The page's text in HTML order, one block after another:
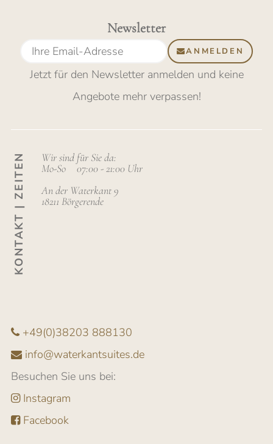
Newsletter
ANMELDEN
Jetzt für den Newsletter anmelden und keine
Angebote mehr verpassen!
Wir sind für Sie da:
Mo-So
07:00 - 21:00 Uhr
An der Waterkant 9
18211 Börgerende
KONTAKT | ZEITEN
+49(0)38203 888130
info@waterkantsuites.de
Besuchen Sie uns bei:
Instagram
Facebook